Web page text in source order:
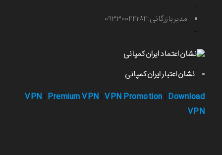
مدیر بازرگانی: ۰۹۳۳۰۰۴۴۲۸۴
نشان اعتبار ایران کمپانی
VPN Premium VPN VPN Promotion Download
VPN